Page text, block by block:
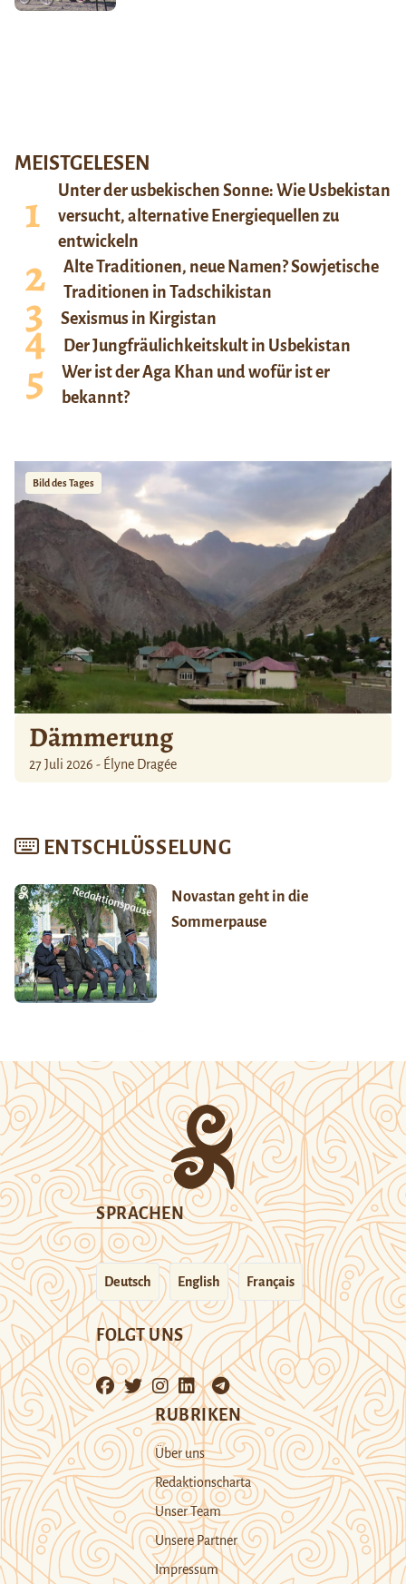
MEISTGELESEN
Unter der usbekischen Sonne: Wie Usbekistan
versucht, alternative Energiequellen zu
entwickeln
Alte Traditionen, neue Namen? Sowjetische
Traditionen in Tadschikistan
Sexismus in Kirgistan
Der Jungfräulichkeitskult in Usbekistan
Wer ist der Aga Khan und wofür ist er
bekannt?
Bild des Tages
Dämmerung
27 Juli 2026 - Élyne Dragée
ENTSCHLÜSSELUNG
Novastan geht in die
Sommerpause
SPRACHEN
Deutsch English Français
FOLGT UNS
RUBRIKEN
Über uns
Redaktionscharta
Unser Team
Unsere Partner
Impressum